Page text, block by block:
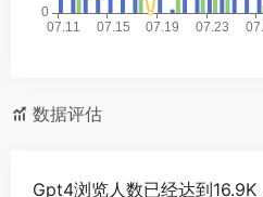
数据评估
Gpt4浏览人数已经达到